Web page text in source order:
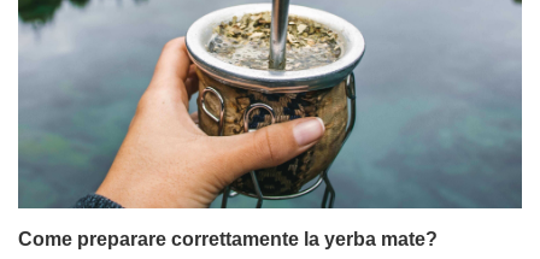
Come preparare correttamente la yerba mate?
La yerba mate attira sempre più persone, grazie alla sua
origine esotica, al suo sapore unico e alla sua naturale
carica di energia. Se state iniziando il vostro viaggio con
questo infuso, potreste pensare che prepararlo sia un
rituale complicato, pieno di regole e che richieda
yerba mate non deve essere affatto difficile. In questo